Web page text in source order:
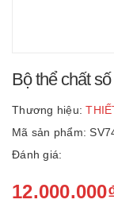
Bộ thể chất
Thương hiệu:
Mã sản phẩm:
Đánh giá: